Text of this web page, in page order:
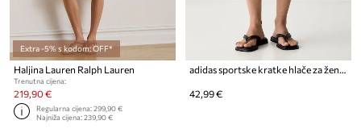
Extra -5% s kodom: OFF*
Haljina Lauren Ralph Lauren
Trenutna cijena:
219,90 €
Regularna cijena:299,90 €
Najniža cijena:239,90 €
adidas sportske kratke hlače za žene s pamukom Leopard Pack
42,99 €